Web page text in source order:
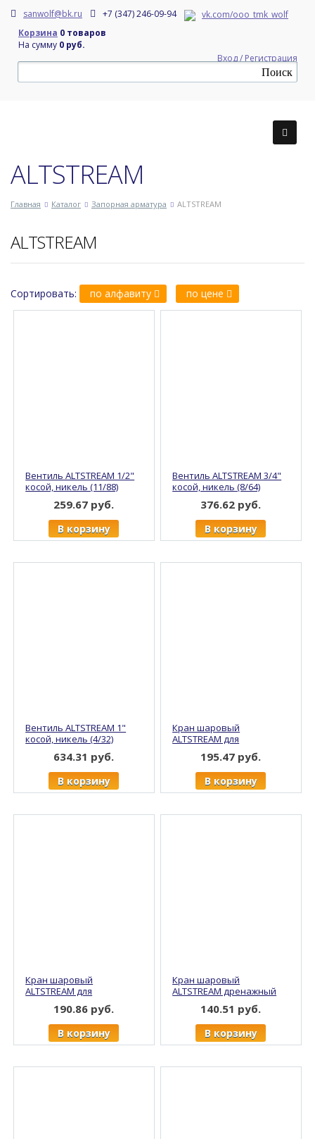
sanwolf@bk.ru +7 (347) 246-09-94
vk.com/ooo_tmk_wolf
Корзина 0 товаров
На сумму 0 руб.
Вход / Регистрация
ALTSTREAМ
Главная Каталог Запорная арматура ALTSTREAМ
ALTSTREAМ
Сортировать: по алфавиту по цене
Вентиль ALTSTREAM 1/2"
косой, никель (11/88)
259.67 руб.
В корзину
Вентиль ALTSTREAM 3/4"
косой, никель (8/64)
376.62 руб.
В корзину
Вентиль ALTSTREAM 1"
косой, никель (4/32)
634.31 руб.
В корзину
Кран шаровый
ALTSTREAM для
стир.машин НР/НР 1/2" х
1/2" угловой, никель
(20/160)
195.47 руб.
В корзину
Кран шаровый
ALTSTREAM для
стир.машин НР/НР 1/2" х
3/4" угловой, никель
(20/160)
190.86 руб.
В корзину
Кран шаровый
ALTSTREAM дренажный
1/2', никель (16/128)
140.51 руб.
В корзину